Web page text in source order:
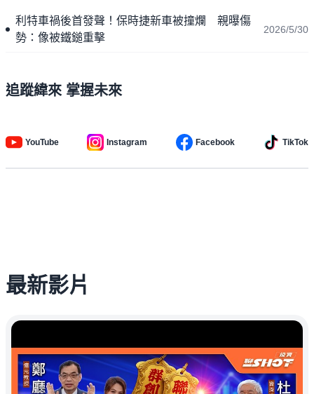
利特車禍後首發聲！保時捷新車被撞爛 親曝傷
勢：像被鐵鎚重擊
2026/5/30
追蹤緯來 掌握未來
YouTube Instagram Facebook TikTok
最新影片